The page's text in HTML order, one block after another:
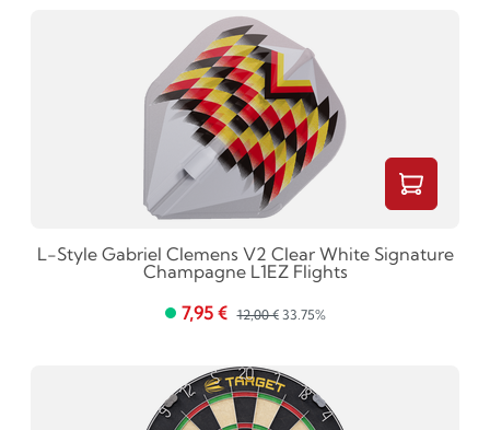
L-Style Gabriel Clemens V2 Clear White Signature
Champagne L1EZ Flights
7,95 € 12,00 € 33.75%